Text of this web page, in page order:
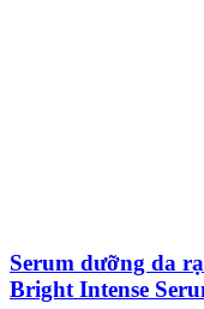
Serum dưỡng da
Bright Intense